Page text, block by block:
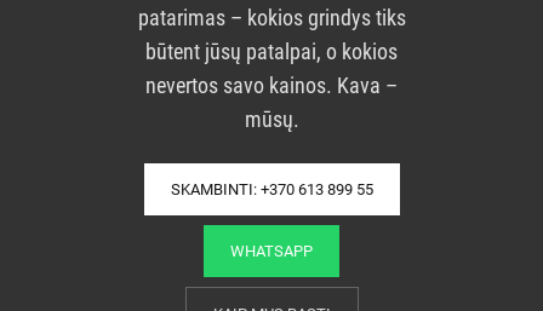
patarimas – kokios grindys tiks
būtent jūsų patalpai, o kokios
nevertos savo kainos. Kava –
mūsų.
SKAMBINTI: +370 613 899 55
WHATSAPP